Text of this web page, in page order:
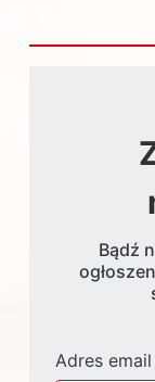
Bądź
Adres email